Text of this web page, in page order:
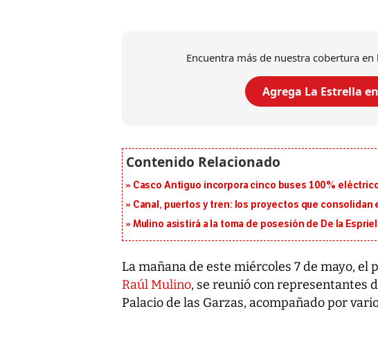
Encuentra más de nuestra cobertura
Agrega La Estrella
Casco Antiguo incorpora cinco buses 100%
Canal, puertos y tren: los proyectos que consolidan
Mulino asistirá a la toma de posesión de De la
La mañana de este miércoles 7 de mayo, el
Raúl Mulino, se reunió con representantes
Palacio de las Garzas, acompañado por